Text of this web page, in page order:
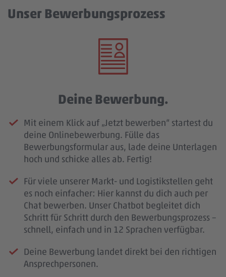
Unser Bewerbungsprozess
Deine Bewerbung.
Mit einem Klick auf „Jetzt bewerben“ startest du
deine Onlinebewerbung. Fülle das
Bewerbungsformular aus, lade deine Unterlagen
hoch und schicke alles ab. Fertig!
Für viele unserer Markt- und Logistikstellen geht
es noch einfacher: Hier kannst du dich auch per
Chat bewerben. Unser Chatbot begleitet dich
Schritt für Schritt durch den Bewerbungsprozess –
schnell, einfach und in 12 Sprachen verfügbar.
Deine Bewerbung landet direkt bei den richtigen
Ansprechpersonen.